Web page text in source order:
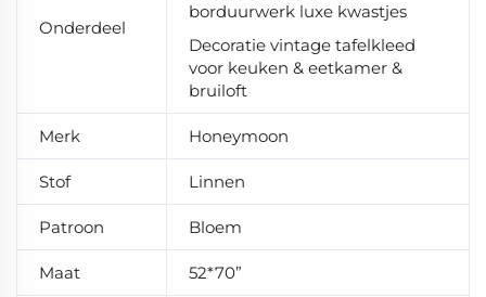
Onderdeel
borduurwerk luxe kwastjes
Decoratie vintage tafelkleed
voor keuken & eetkamer &
bruiloft
Merk Honeymoon
Stof Linnen
Patroon Bloem
Maat 52*70”